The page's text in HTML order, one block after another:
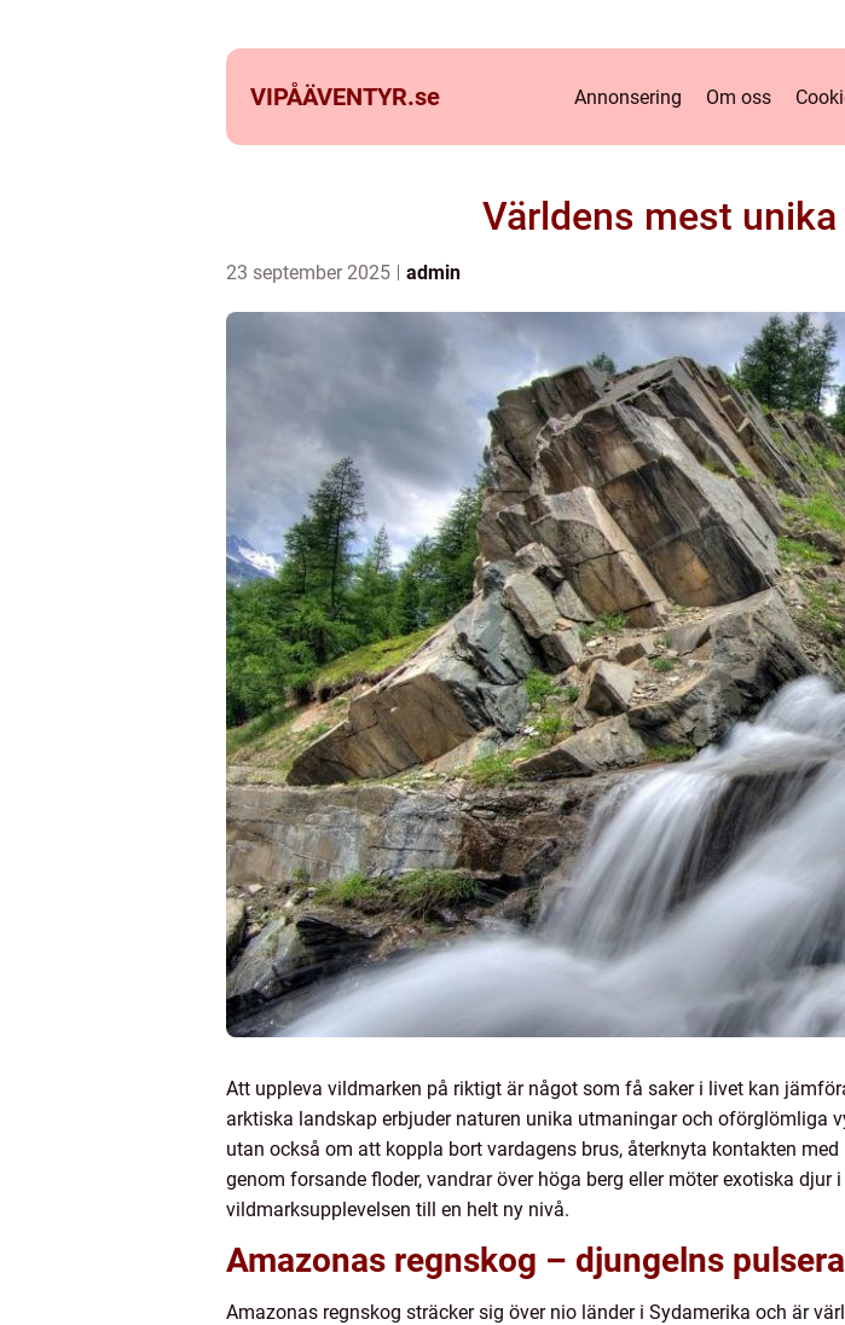
VIPÅÄVENTYR.se Annonsering Om oss
Världens mest
23 september 2025 admin
Att uppleva vildmarken på riktigt är något som få saker i livet kan
arktiska landskap erbjuder naturen unika utmaningar och oförglömliga
utan också om att koppla bort vardagens brus, återknyta kontakten
genom forsande floder, vandrar över höga berg eller möter exotiska
vildmarksupplevelsen till en helt ny nivå.
Amazonas regnskog – djungelns
Amazonas regnskog sträcker sig över nio länder i Sydamerika och är